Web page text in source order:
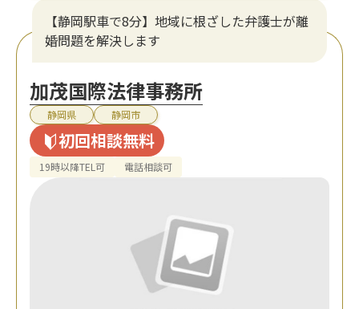
【静岡駅車で8分】地域に根ざした弁護士が離
婚問題を解決します
加茂国際法律事務所
静岡県 静岡市
初回相談無料
19時以降TEL可 電話相談可